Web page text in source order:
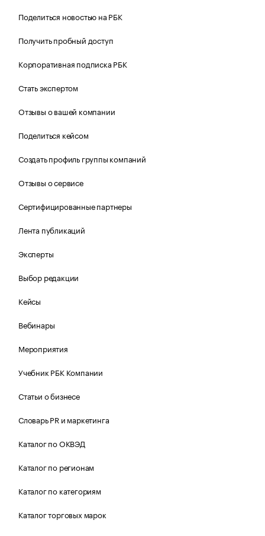
Поделиться новостью на РБК
Получить пробный доступ
Корпоративная подписка РБК
Стать экспертом
Отзывы о вашей компании
Поделиться кейсом
Создать профиль группы компаний
Отзывы о сервисе
Сертифицированные партнеры
Лента публикаций
Эксперты
Выбор редакции
Кейсы
Вебинары
Мероприятия
Учебник РБК Компании
Статьи о бизнесе
Словарь PR и маркетинга
Каталог по ОКВЭД
Каталог по регионам
Каталог по категориям
Каталог торговых марок